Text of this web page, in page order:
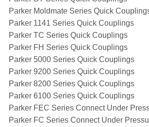
Parker Moldmate Series Quick
Parker 1141 Series Quick Couplings
Parker TC Series Quick Couplings
Parker FH Series Quick Couplings
Parker 5000 Series Quick Couplings
Parker 9200 Series Quick Couplings
Parker 8200 Series Quick Couplings
Parker 6100 Series Quick Couplings
Parker FEC Series Connect Under
Parker FC Series Connect Under